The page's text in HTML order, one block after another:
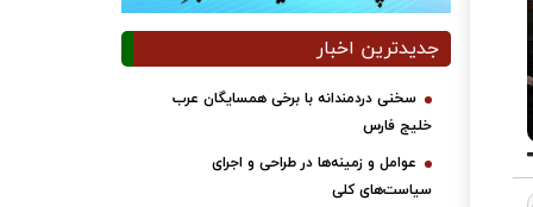
جدیدترین اخبار
سخنی دردمندانه با برخی همسایگان عرب
خلیج فارس
عوامل و زمینه‌ها در طراحی و اجرای
سیاست‌های کلی